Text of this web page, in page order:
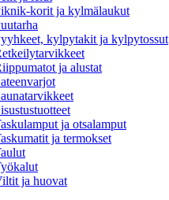
korit ja kylmälaukut
kylpytakit ja kylpytossut
ja alustat
ja otsalamput
ja termokset
ja huovat